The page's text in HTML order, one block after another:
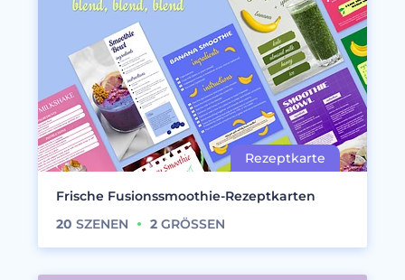
Frische Fusionssmoothie-Rezeptkarten
20 SZENEN 2 GRÖSSEN